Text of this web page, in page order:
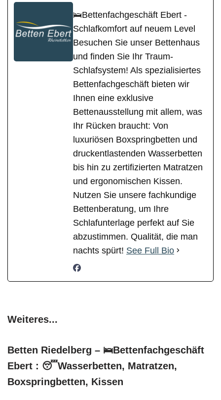
🛌Bettenfachgeschäft Ebert -
Schlafkomfort auf neuem Level
Besuchen Sie unser Bettenhaus
und finden Sie Ihr Traum-
Schlafsystem! Als spezialisiertes
Bettenfachgeschäft bieten wir
Ihnen eine exklusive
Bettenausstellung mit allem, was
Ihr Rücken braucht: Von
luxuriösen Boxspringbetten und
druckentlastenden Wasserbetten
bis hin zu zertifizierten Matratzen
und ergonomischen Kissen.
Nutzen Sie unsere fachkundige
Bettenberatung, um Ihre
Schlafunterlage perfekt auf Sie
abzustimmen. Qualität, die man
nachts spürt! See Full Bio
Weiteres...
Betten Riedelberg – 🛌Bettenfachgeschäft
Ebert : 😴Wasserbetten, Matratzen,
Boxspringbetten, Kissen